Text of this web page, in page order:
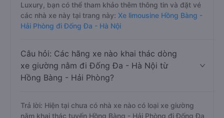
Luxury, bạn có thể tham khảo thêm thông tin và đặt vé
các nhà xe này tại trang này: Xe limousine Hồng Bàng -
Hải Phòng đi Đống Đa - Hà Nội
Câu hỏi: Các hãng xe nào khai thác dòng
xe giường nằm đi Đống Đa - Hà Nội từ
Hồng Bàng - Hải Phòng?
Trả lời: Hiện tại chưa có nhà xe nào có loại xe giường
nằm khai thác tuyến Hồng Bàng - Hải Phòng đi Đống Đa